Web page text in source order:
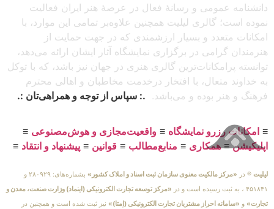
دانشنامه عمومی و رسانهٔ فعال در عرصهٔ هنر ایران فعالیت
نموده است؛ گالری لیلیت همچنین علاوه‌بر تمامی این موارد، با
امکانات متعدد و بسیار ارزشمندی که در جهت حمایت از
هنرمندان گرامی در برگزاری نمایشگاه آثار ایشان ارائه می‌دهد،
توانسته پرامکانات‌ترین گالری هنری در جهان نیز باشد، که با توکل
به خداوند متعال، با افتخار درخدمت مخاطبان و اهالی محترم
فرهنگ و هنر بوده و می‌باشد. .: سپاس از توجه و همراهی‌تان :.
≡ امکانات رزرو نمایشگاه ≡ واقعیت‌مجازی و هوش‌مصنوعی ≡
اپلیکیشن≡همکاری ≡ منابع‌مطالب ≡ قوانین ≡ پیشنهاد و انتقاد ≡
لیلیت ® در «مرکز مالکیت معنوی سازمان ثبت اسناد و املاک کشور»
بشماره‌های: ۲۸۰۹۲۹ و
۴۵۱۸۴۱ ، به ثبت رسیده است و در
«مرکز توسعه تجارت الکترونیکی (اینماد) وزارت صنعت، معدن و
تجارت» و «سامانه احراز مشتریان تجارت الکترونیکی (اِمتا)» نیز ثبت شده است و همچنین در